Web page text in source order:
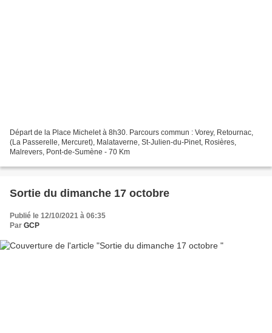
Départ de la Place Michelet à 8h30. Parcours commun : Vorey, Retournac,
(La Passerelle, Mercuret), Malataverne, St-Julien-du-Pinet, Rosières,
Malrevers, Pont-de-Sumène - 70 Km
Sortie du dimanche 17 octobre
Publié le 12/10/2021 à 06:35
Par GCP